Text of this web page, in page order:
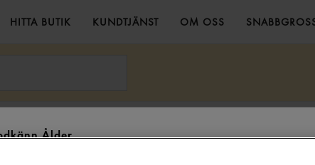
HITTA BUTIK KUNDTJÄNST OM OSS
33cl Ramlösa
Ålder